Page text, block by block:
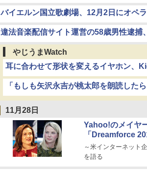
バイエルン国立歌劇場、12月2日にオペ
違法音楽配信サイト運営の58歳男性逮捕
やじうまWatch
耳に合わせて形状を変えるイヤホン、
「もしも矢沢永吉が桃太郎を朗読した
11月28日
Yahoo!のメイヤ
「Dreamforce
～米インターネット
を語る